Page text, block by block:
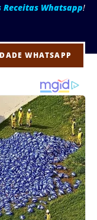
Receitas Whatsapp!
WHATSAPP